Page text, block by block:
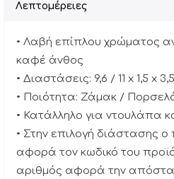
Λεπτομέρειες
• Λαβή επίπλου χρώματος
καφέ άνθος
• Διαστάσεις: 9,6 / 11 x 1,5 x
• Ποιότητα: Ζάμακ /
• Κατάλληλο για ντουλάπα
• Στην επιλογή διάστασης
αφορά τον κωδικό του
αριθμός αφορά την